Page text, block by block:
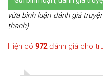
vừa bình luận đánh giá
thanh)
Hiện có 972đánh giá cho